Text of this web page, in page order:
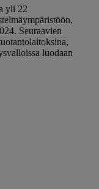
yli 22
Seuraavien
luodaan